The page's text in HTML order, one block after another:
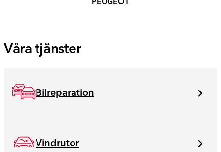
PEUGEOT
Våra tjänster
Bilreparation
Vindrutor